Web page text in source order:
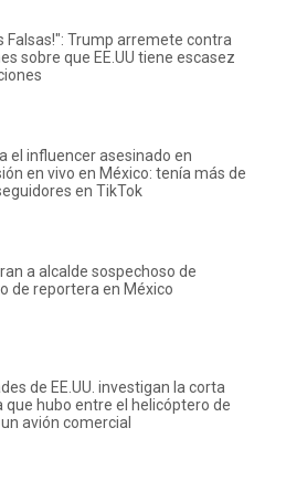
Falsas!": Trump arremete contra
sobre que EE.UU tiene escasez
el influencer asesinado en
en vivo en México: tenía más de
en TikTok
a alcalde sospechoso de
de reportera en México
de EE.UU. investigan la corta
que hubo entre el helicóptero de
avión comercial